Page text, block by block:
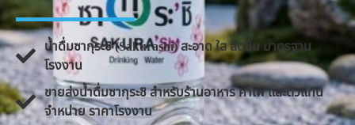
น้ำดื่มซากุระชิ (Sakurashi) สะอาด ใส สดชื่น มาตรฐาน
โรงงาน
ขายส่งน้ำดื่มซากุระชิ สำหรับร้านอาหาร คาเฟ่ และตัวแทน
จำหน่าย ราคาโรงงาน